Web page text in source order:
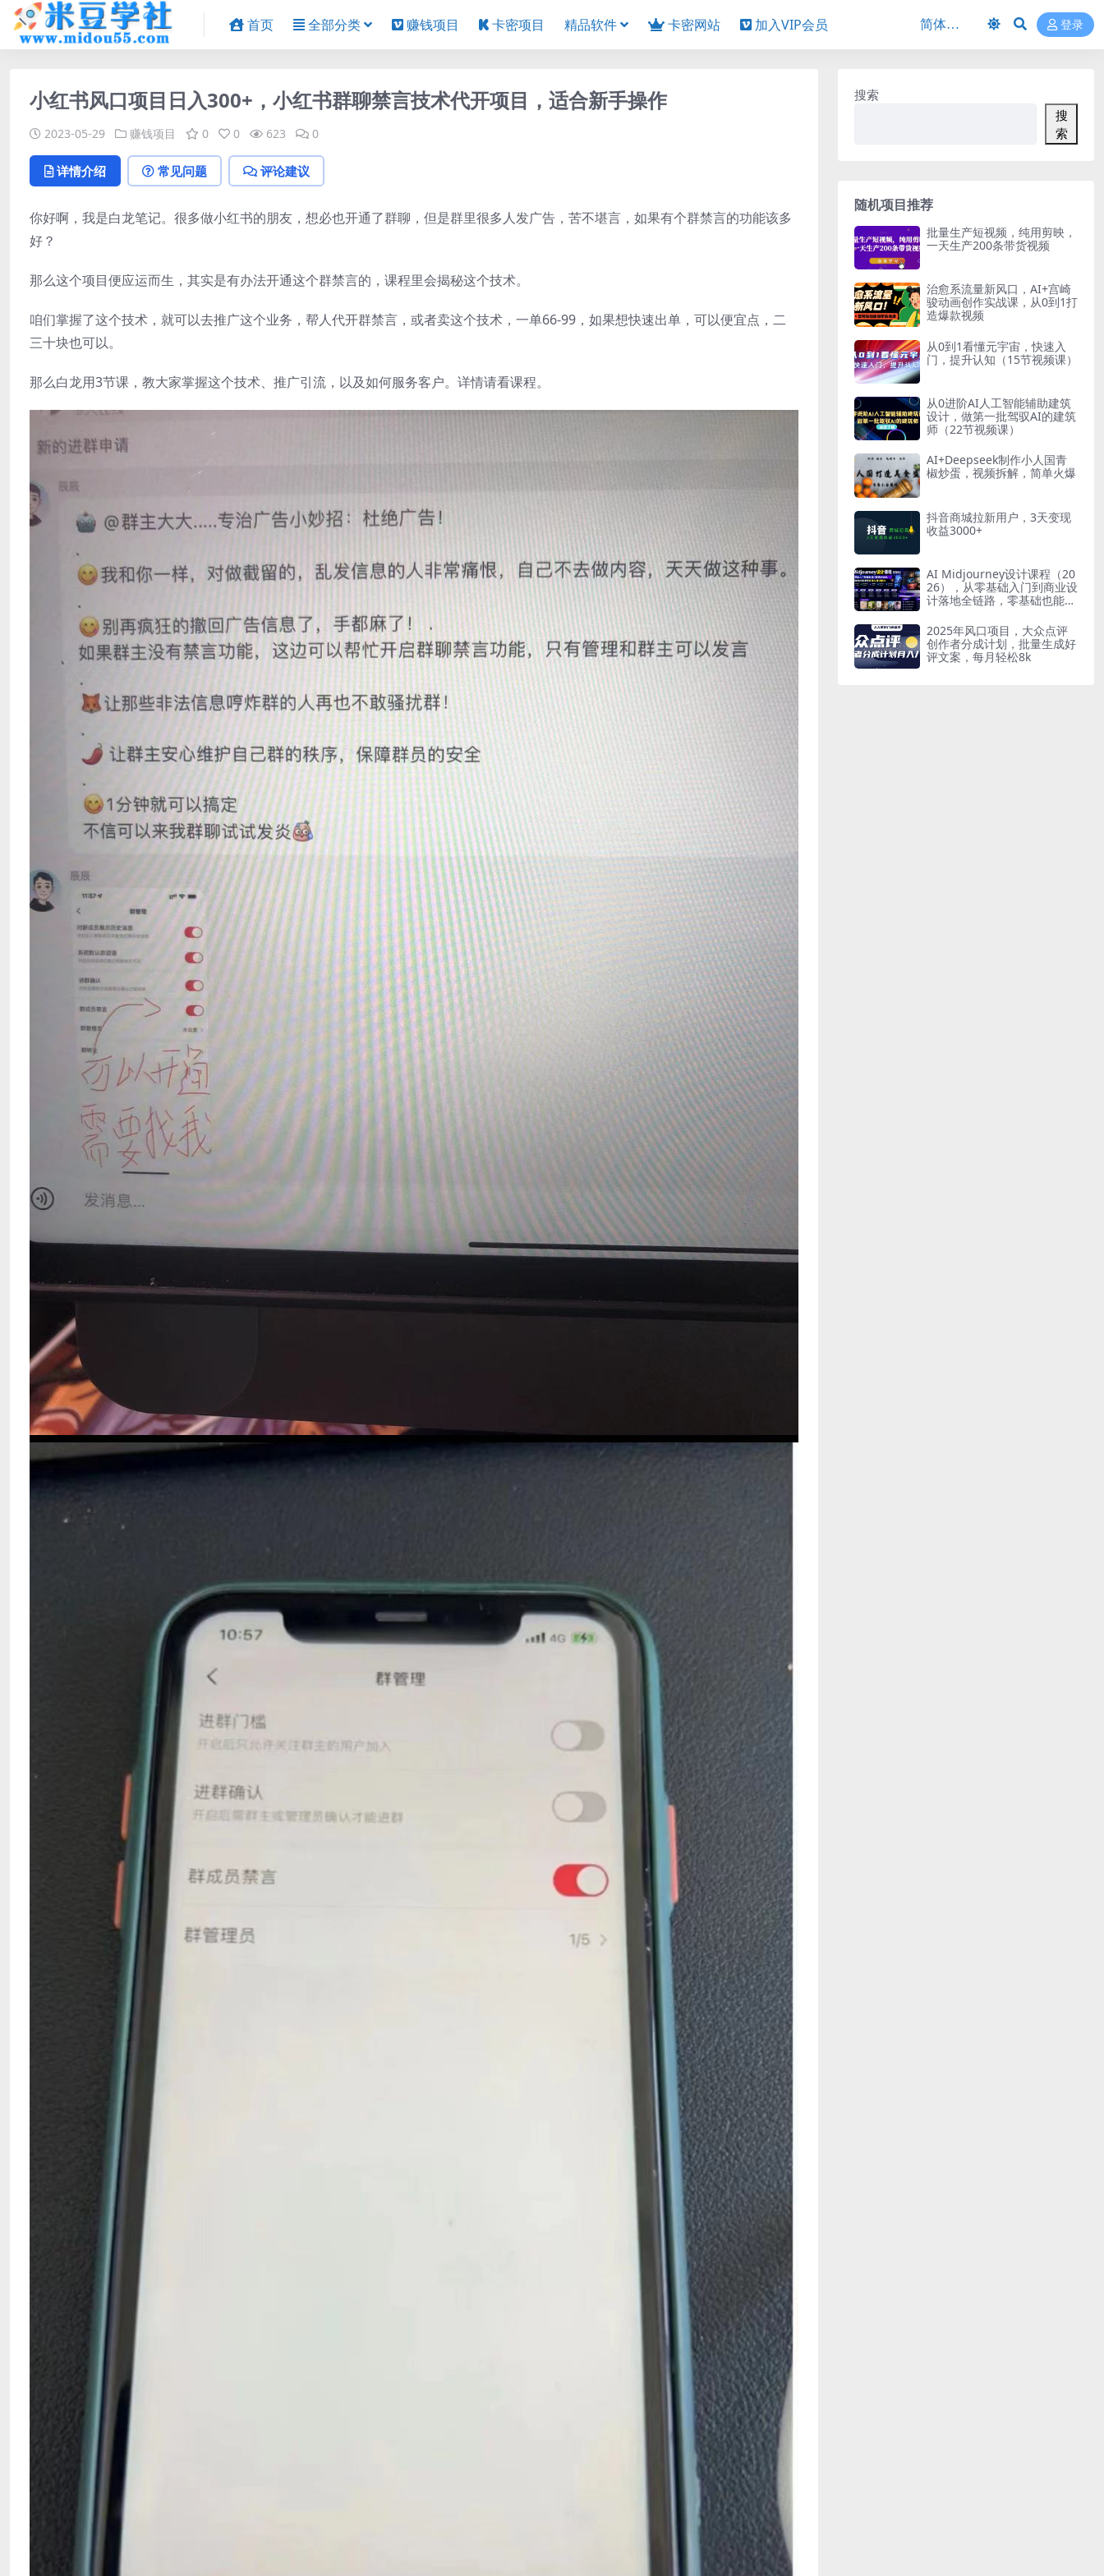
首页 全部分类 赚钱项目 卡密项目 精品软件 卡密网站 加入VIP会员 登录
小红书风口项目日入300+，小红书群聊禁言技术代开项目，适合新手操作
2023-05-29 赚钱项目 0 0 623 0
详情介绍 常见问题 评论建议
你好啊，我是白龙笔记。很多做小红书的朋友，想必也开通了群聊，但是群里很多人发广告，苦不堪言，如果有个群禁言的功能该多
好？
那么这个项目便应运而生，其实是有办法开通这个群禁言的，课程里会揭秘这个技术。
咱们掌握了这个技术，就可以去推广这个业务，帮人代开群禁言，或者卖这个技术，一单66-99，如果想快速出单，可以便宜点，二
三十块也可以。
那么白龙用3节课，教大家掌握这个技术、推广引流，以及如何服务客户。详情请看课程。
搜索
搜
索
随机项目推荐
批量生产短视频，纯用剪映，
一天生产200条带货视频
治愈系流量新风口，AI+宫崎
骏动画创作实战课，从0到1打
造爆款视频
从0到1看懂元宇宙，快速入
门，提升认知（15节视频课）
从0进阶AI人工智能辅助建筑
设计，做第一批驾驭AI的建筑
师（22节视频课）
AI+Deepseek制作小人国青
椒炒蛋，视频拆解，简单火爆
抖音商城拉新用户，3天变现
收益3000+
AI Midjourney设计课程（20
26），从零基础入门到商业设
计落地全链路，零基础也能掌
2025年风口项目，大众点评
创作者分成计划，批量生成好
评文案，每月轻松8k